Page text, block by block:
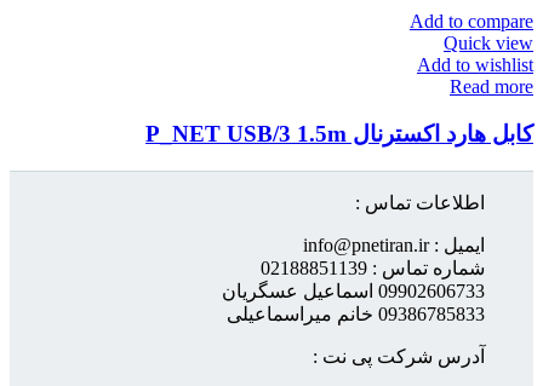
Add to compare
Quick view
Add to wishlist
Read more
کابل هارد اکسترنال P_NET USB/3 1.5m
اطلاعات تماس :
ایمیل : info@pnetiran.ir
شماره تماس : 02188851139
09902606733 اسماعیل عسگریان
09386785833 خانم میراسماعیلی
آدرس شرکت پی نت :